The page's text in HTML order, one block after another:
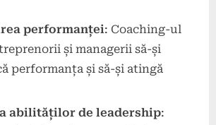
performanței: Coaching-ul
și managerii să-și
performanța și să-și atingă
abilităților de leadership: